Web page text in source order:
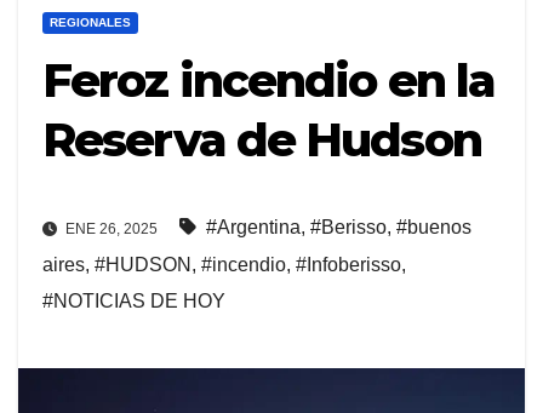
REGIONALES
Feroz incendio en la
Reserva de Hudson
ENE 26, 2025 #Argentina, #Berisso, #buenos
aires, #HUDSON , #incendio, #Infoberisso,
#NOTICIAS DE HOY